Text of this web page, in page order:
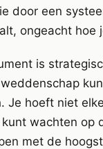
door een
ongeacht hoe
is
Je hoeft niet
wachten op
met de